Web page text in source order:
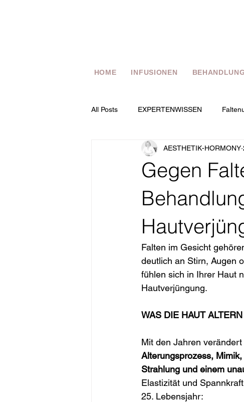
HOME INFUSIONEN
All Posts EXPERTENWISSEN
Gegen
AESTHETIK-HORMONY
Falten im Gesicht
deutlich an Stirn, Augen
fühlen sich in Ihrer Haut
Hautverjüngung.
WAS DIE HAUT
Mit den Jahren
Alterungsprozess,
Strahlung und einem
Elastizität und
25. Lebensjahr: